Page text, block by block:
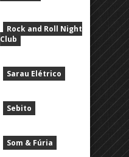
Rock and Roll Night
Club
Sarau Elétrico
Sebito
Som & Fúria